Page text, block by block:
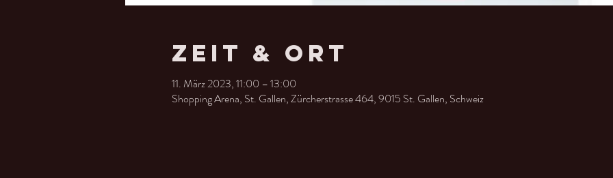
Zeit & Ort
11. März 2023, 11:00 – 13:00
Shopping Arena, St. Gallen, Zürcherstrasse 464, 9015 St. Gallen, Schweiz